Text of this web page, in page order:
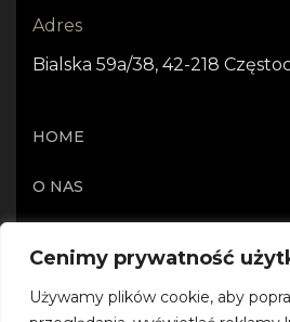
Cenimy prywatność
Używamy plików cookie, aby
Adres
Bialska 59a/38, 42-218
HOME
O NAS
PROJEKTY I REALIZACJE